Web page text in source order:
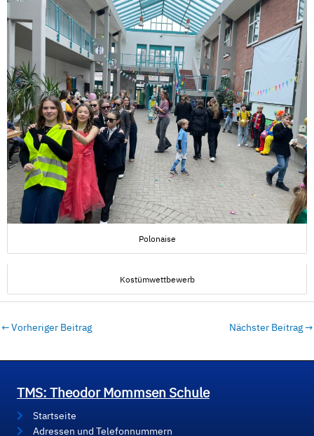
Polonaise
Kostümwettbewerb
←Vorheriger Beitrag Nächster Beitrag→
TMS: Theodor Mommsen Schule
Startseite
Adressen und Telefonnummern